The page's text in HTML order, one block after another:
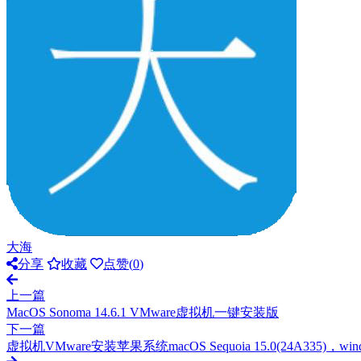
大海
分享
收藏 点赞(0)
上一篇
MacOS Sonoma 14.6.1 VMware虚拟机一键安装版
下一篇
虚拟机VMware安装苹果系统macOS Sequoia 15.0(24A335)，